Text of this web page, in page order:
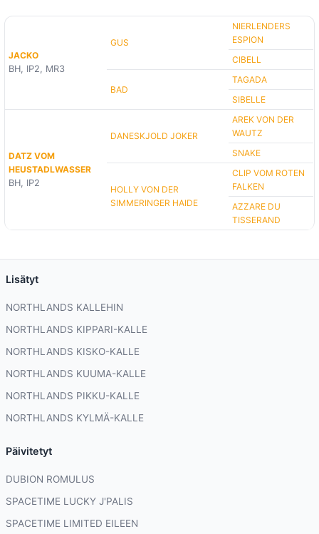
JACKO
BH, IP2, MR3
GUS
NIERLENDERS
ESPION
CIBELL
BAD
TAGADA
SIBELLE
DATZ VOM
HEUSTADLWASSER
BH, IP2
DANESKJOLD JOKER
AREK VON DER
WAUTZ
SNAKE
HOLLY VON DER
SIMMERINGER HAIDE
CLIP VOM ROTEN
FALKEN
AZZARE DU
TISSERAND
Lisätyt
NORTHLANDS KALLEHIN
NORTHLANDS KIPPARI-KALLE
NORTHLANDS KISKO-KALLE
NORTHLANDS KUUMA-KALLE
NORTHLANDS PIKKU-KALLE
NORTHLANDS KYLMÄ-KALLE
Päivitetyt
DUBION ROMULUS
SPACETIME LUCKY J'PALIS
SPACETIME LIMITED EILEEN